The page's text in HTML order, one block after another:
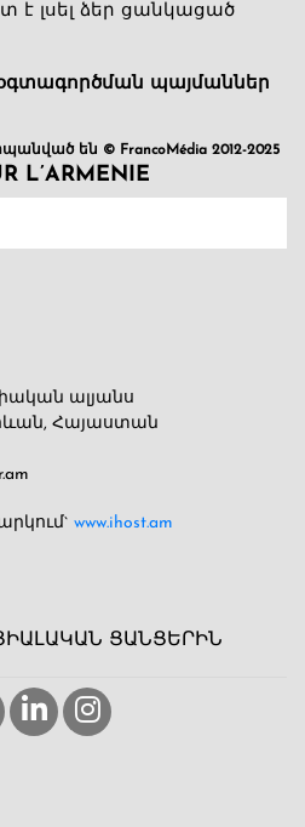
է լսել ձեր ցանկացած
օգտագործման պայմաններ
են © FrancoMédia 2012-2025
L’ARMENIE
ալյանս
Հայաստան
www.ihost.am
ՑԱՆՑԵՐԻՆ